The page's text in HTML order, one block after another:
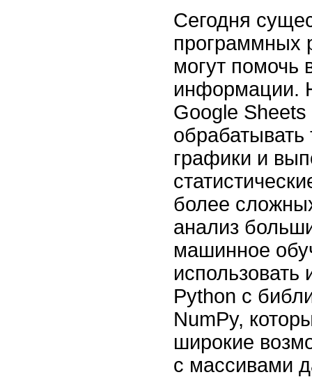
Сегодня
программных
могут помочь
информации.
Google
графики и
более
анализ
машинное
использовать
Python с
NumPy,
широкие
с массивами